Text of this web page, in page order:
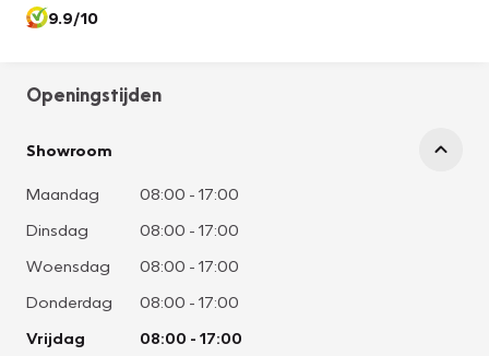
9.9/10
Openingstijden
Showroom
Maandag 08:00 - 17:00
Dinsdag
08:00 - 17:00
Woensdag
08:00 - 17:00
Donderdag
08:00 - 17:00
Vrijdag
08:00 - 17:00